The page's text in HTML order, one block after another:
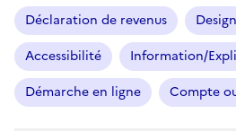
Déclaration de revenus
Accessibilité
Information/
Démarche en ligne
Compte